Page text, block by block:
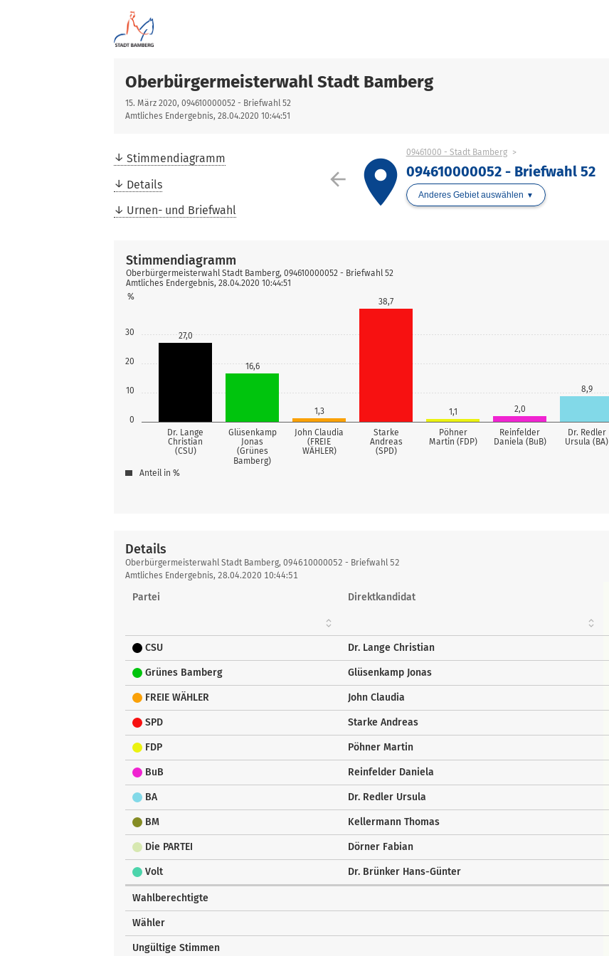
Oberbürgermeisterwahl Stadt Bamberg
15. März 2020, 094610000052 - Briefwahl 52
Amtliches Endergebnis, 28.04.2020 10:44:51
Stimmendiagramm
Details
Urnen- und Briefwahl
arrow_back place
09461000 - Stadt Bamberg
094610000052 - Briefwahl 52
Anderes Gebiet auswählen
0
10
20
30
%
Dr. Lange
Christian
(CSU)
Glüsenkamp
Jonas
(Grünes
Bamberg)
John Claudia
(FREIE
WÄHLER)
Starke
Andreas
(SPD)
Pöhner
Martin (FDP)
Reinfelder
Daniela (BuB)
Dr. Redler
Ursula (BA)
27,0
16,6
1,3
38,7
1,1 2,0
8,9
Stimmendiagramm
Oberbürgermeisterwahl Stadt Bamberg, 094610000052 - Briefwahl 52
Amtliches Endergebnis, 28.04.2020 10:44:51
Anteil in %
Details
Details
Oberbürgermeisterwahl Stadt Bamberg, 094610000052 - Briefwahl 52
Amtliches Endergebnis, 28.04.2020 10:44:51
Partei Direktkandidat
CSU Dr. Lange Christian
Grünes Bamberg Glüsenkamp Jonas
FREIE WÄHLER John Claudia
SPD Starke Andreas
FDP Pöhner Martin
BuB Reinfelder Daniela
BA Dr. Redler Ursula
BM Kellermann Thomas
Die PARTEI Dörner Fabian
Volt Dr. Brünker Hans-Günter
Wahlberechtigte
Wähler
Ungültige Stimmen